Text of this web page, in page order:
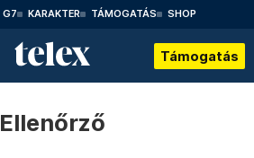
G7 KARAKTER TÁMOGATÁS SHOP
Támogatás
Ellenőrző